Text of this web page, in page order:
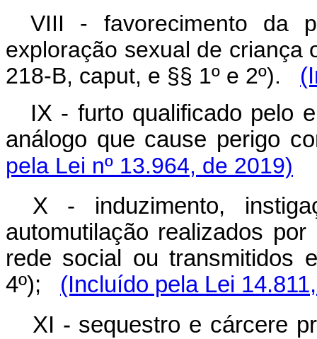
VIII - favorecimento da
exploração sexual de criança
218-B, caput, e §§ 1º e 2º).
IX - furto qualificado pelo
análogo que cause perigo
pela Lei nº 13.964, de 2019)
X - induzimento,
automutilação realizados
rede social ou transmitidos
4º);
(Incluído pela Lei
XI - sequestro e cárcere